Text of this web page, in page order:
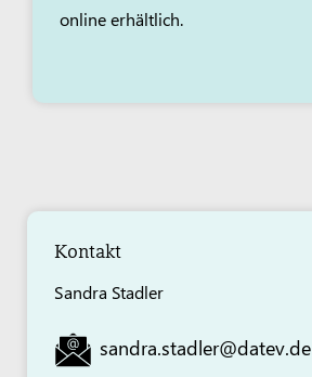
online erhältlich.
Kontakt
Sandra Stadler
sandra.stadler@datev.de